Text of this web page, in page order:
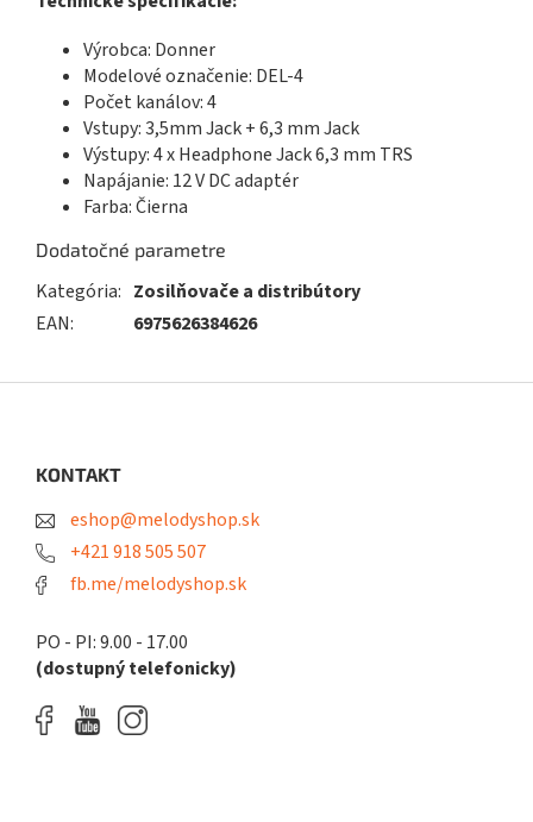
Výrobca: Donner
Modelové označenie: DEL-4
Počet kanálov: 4
Vstupy: 3,5mm Jack + 6,3 mm Jack
Výstupy: 4 x Headphone Jack 6,3 mm TRS
Napájanie: 12 V DC adaptér
Farba: Čierna
Dodatočné parametre
Kategória: Zosilňovače a distribútory
EAN: 6975626384626
KONTAKT
eshop@melodyshop.sk
+421 918 505 507
fb.me/melodyshop.sk
PO - PI: 9.00 - 17.00
(dostupný telefonicky)